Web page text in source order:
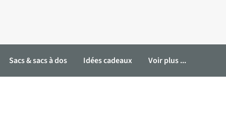
Sacs & sacs à dos Idées cadeaux Voir plus ...